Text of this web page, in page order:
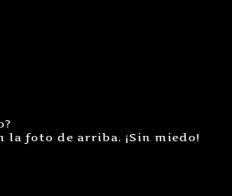
la foto de arriba. ¡Sin miedo!